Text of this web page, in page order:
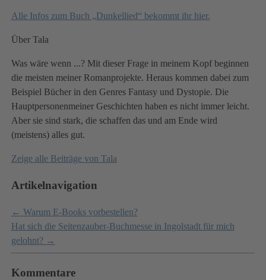
Alle Infos zum Buch „Dunkellied“ bekommt ihr hier.
Über Tala
Was wäre wenn ...? Mit dieser Frage in meinem Kopf beginnen
die meisten meiner Romanprojekte. Heraus kommen dabei zum
Beispiel Bücher in den Genres Fantasy und Dystopie. Die
Hauptpersonenmeiner Geschichten haben es nicht immer leicht.
Aber sie sind stark, die schaffen das und am Ende wird
(meistens) alles gut.
Zeige alle Beiträge von Tala
Artikelnavigation
← Warum E-Books vorbestellen?
Hat sich die Seitenzauber-Buchmesse in Ingolstadt für mich
gelohnt? →
Kommentare